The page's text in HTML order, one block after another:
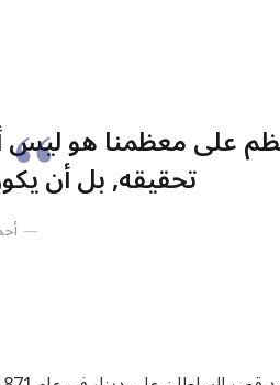
على معظمنا هو
تحقيقه, بل أن